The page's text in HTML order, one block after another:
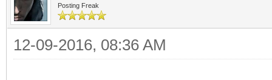
Posting Freak
12-09-2016, 08:36 AM